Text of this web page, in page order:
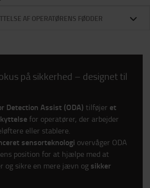
AF OPERATØRENS FØDDER
på sikkerhed – designet til
Detection Assist (ODA) tilføjer et
for operatører, der arbejder
eller stablere.
sensorteknologi overvåger ODA
position for at hjælpe med at
og sikre en mere jævn og sikker